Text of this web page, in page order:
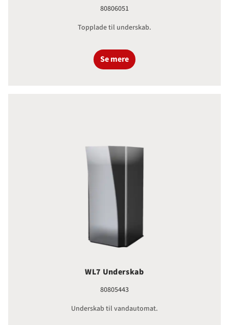
80806051
Topplade til underskab.
Se mere
WL7 Underskab
80805443
Underskab til vandautomat.